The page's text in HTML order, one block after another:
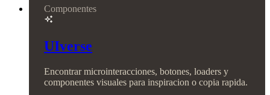
Componentes
UIverse
Encontrar microinteracciones, botones, loaders y
componentes visuales para inspiracion o copia rapida.